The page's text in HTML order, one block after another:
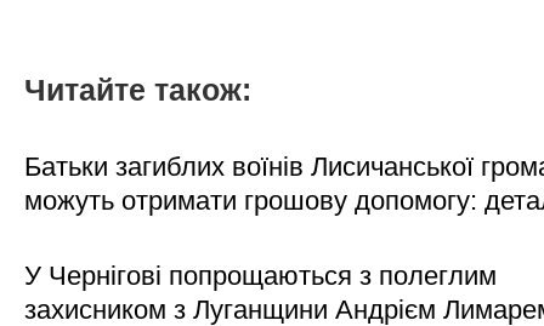
Читайте також:
Батьки загиблих воїнів Лисичанської
можуть отримати грошову допомогу:
У Чернігові попрощаються з полеглим
захисником з Луганщини Андрієм